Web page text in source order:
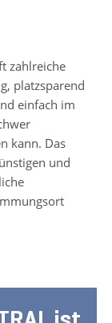
zahlreiche
platzsparend
einfach im
kann. Das
und